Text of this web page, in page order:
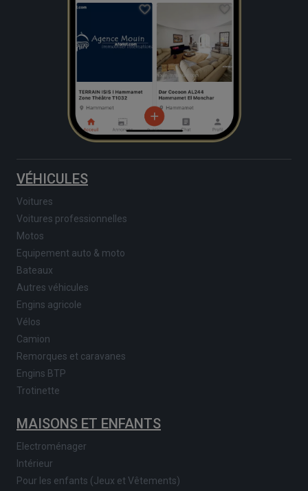
VÉHICULES
Voitures
Voitures professionnelles
Motos
Equipement auto & moto
Bateaux
Autres véhicules
Engins agricole
Vélos
Camion
Remorques et caravanes
Engins BTP
Trotinette
MAISONS ET ENFANTS
Electroménager
Intérieur
Pour les enfants (Jeux et Vêtements)